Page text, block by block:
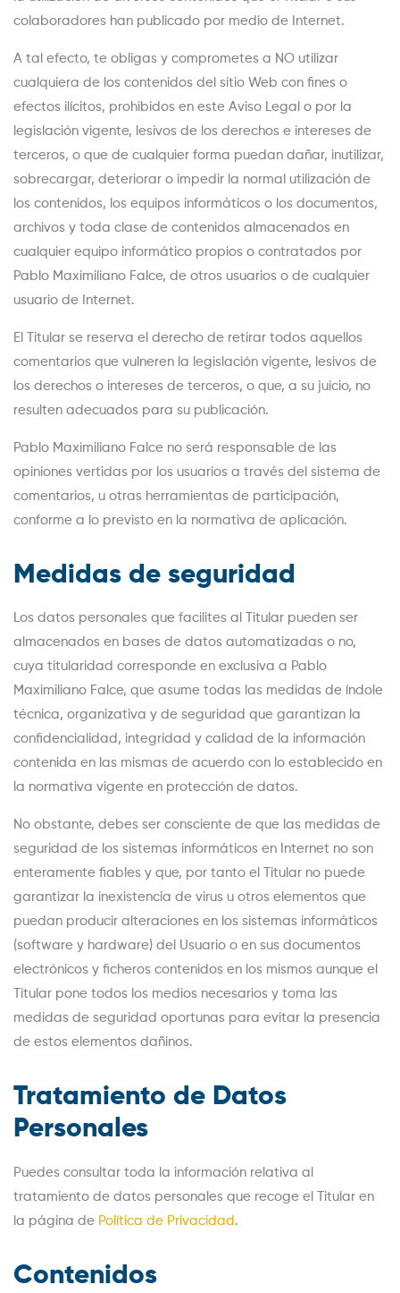
colaboradores han publicado por medio de Internet.
A tal efecto, te obligas y comprometes a NO utilizar
cualquiera de los contenidos del sitio Web con fines o
efectos ilícitos, prohibidos en este Aviso Legal o por la
legislación vigente, lesivos de los derechos e intereses de
terceros, o que de cualquier forma puedan dañar, inutilizar,
sobrecargar, deteriorar o impedir la normal utilización de
los contenidos, los equipos informáticos o los documentos,
archivos y toda clase de contenidos almacenados en
cualquier equipo informático propios o contratados por
Pablo Maximiliano Falce, de otros usuarios o de cualquier
usuario de Internet.
El Titular se reserva el derecho de retirar todos aquellos
comentarios que vulneren la legislación vigente, lesivos de
los derechos o intereses de terceros, o que, a su juicio, no
resulten adecuados para su publicación.
Pablo Maximiliano Falce no será responsable de las
opiniones vertidas por los usuarios a través del sistema de
comentarios, u otras herramientas de participación,
conforme a lo previsto en la normativa de aplicación.
Medidas de seguridad
Los datos personales que facilites al Titular pueden ser
almacenados en bases de datos automatizadas o no,
cuya titularidad corresponde en exclusiva a Pablo
Maximiliano Falce, que asume todas las medidas de índole
técnica, organizativa y de seguridad que garantizan la
confidencialidad, integridad y calidad de la información
contenida en las mismas de acuerdo con lo establecido en
la normativa vigente en protección de datos.
No obstante, debes ser consciente de que las medidas de
seguridad de los sistemas informáticos en Internet no son
enteramente fiables y que, por tanto el Titular no puede
garantizar la inexistencia de virus u otros elementos que
puedan producir alteraciones en los sistemas informáticos
(software y hardware) del Usuario o en sus documentos
electrónicos y ficheros contenidos en los mismos aunque el
Titular pone todos los medios necesarios y toma las
medidas de seguridad oportunas para evitar la presencia
de estos elementos dañinos.
Tratamiento de Datos
Personales
Puedes consultar toda la información relativa al
tratamiento de datos personales que recoge el Titular en
la página de Política de Privacidad .
Contenidos